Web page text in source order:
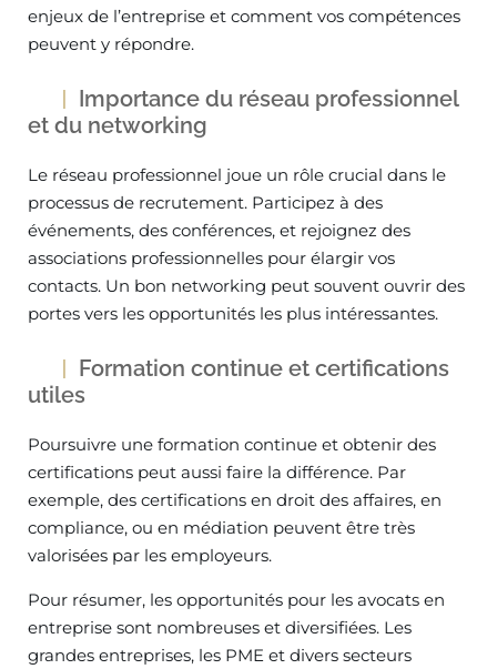
enjeux de l’entreprise et comment vos compétences
peuvent y répondre.
Importance du réseau professionnel
et du networking
Le réseau professionnel joue un rôle crucial dans le
processus de recrutement. Participez à des
événements, des conférences, et rejoignez des
associations professionnelles pour élargir vos
contacts. Un bon networking peut souvent ouvrir des
portes vers les opportunités les plus intéressantes.
Formation continue et certifications
utiles
Poursuivre une formation continue et obtenir des
certifications peut aussi faire la différence. Par
exemple, des certifications en droit des affaires, en
compliance, ou en médiation peuvent être très
valorisées par les employeurs.
Pour résumer, les opportunités pour les avocats en
entreprise sont nombreuses et diversifiées. Les
grandes entreprises, les PME et divers secteurs